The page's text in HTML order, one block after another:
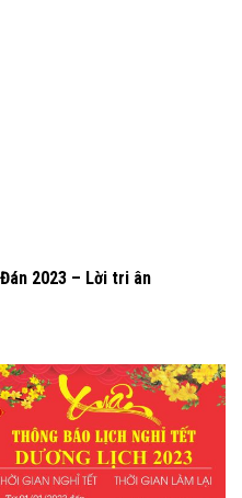
2023 – Lời tri ân